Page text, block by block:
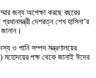
জন্য অপেক্ষা করছে বছরের
দেশরত্ন শেখ হাসিনা’র
ও পানি সম্পদ মন্ত্রণালয়ের
মহোদয়ের পক্ষ থেকে জানাই ঈদের